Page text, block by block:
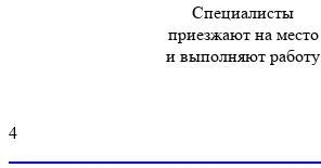
Специалисты
приезжают на место
и выполняют работу
4